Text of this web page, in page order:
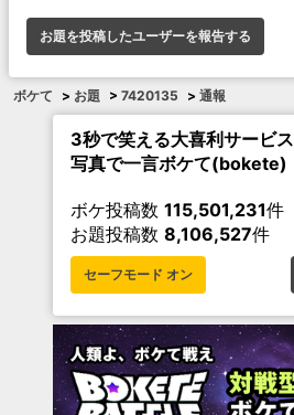
お題を投稿したユーザーを報告する
ボケて > お題 > 7420135 > 通報
3秒で笑える大喜利サービス
写真で一言ボケて(bokete)
ボケ投稿数 115,501,231件
お題投稿数 8,106,527件
セーフモード オン